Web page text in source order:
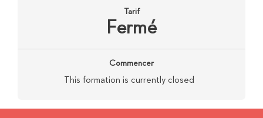
Tarif
Fermé
Commencer
This formation is currently closed